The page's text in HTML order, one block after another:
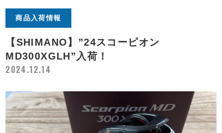
商品入荷情報
【SHIMANO】”24スコーピオン
MD300XGLH”入荷！
2024.12.14